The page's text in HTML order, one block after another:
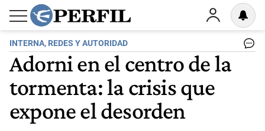
INTERNA, REDES Y AUTORIDAD
Adorni en el centro de la
tormenta: la crisis que
expone el desorden